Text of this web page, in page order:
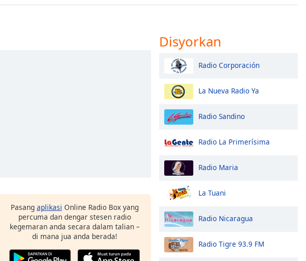
Pasang aplikasi Online Radio Box yang
percuma dan dengar stesen radio
kegemaran anda secara dalam talian –
di mana jua anda berada!
Disyorkan
Radio Corporación
La Nueva Radio Ya
Radio Sandino
Radio La Primerísima
Radio Maria
La Tuani
Radio Nicaragua
Radio Tigre 93.9 FM